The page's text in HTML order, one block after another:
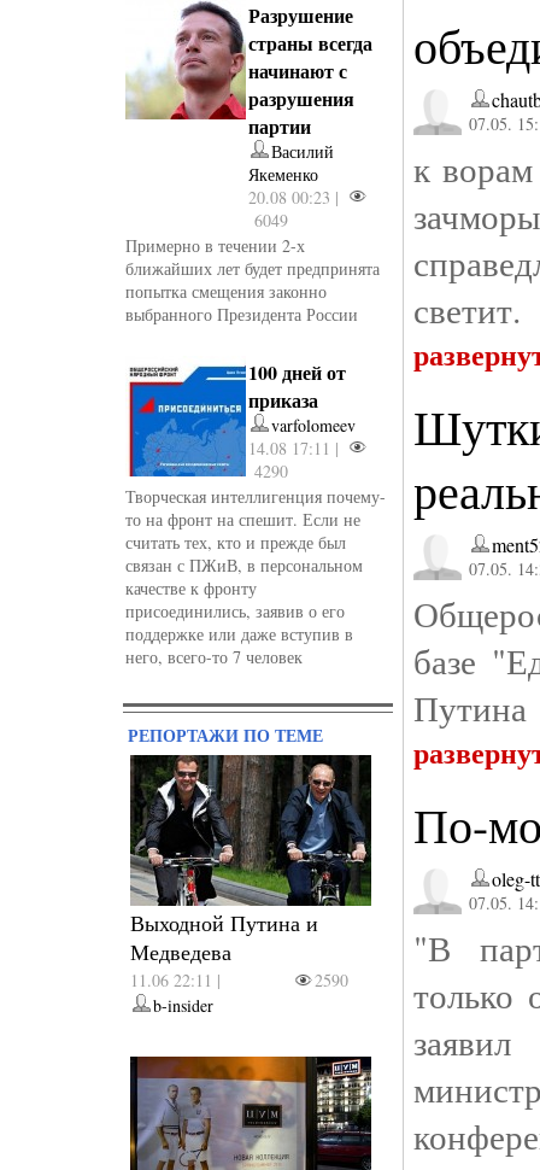
Разрушение
страны всегда
начинают с
разрушения
партии
Василий
Якеменко
20.08 00:23 |
6049
Примерно в течении 2-х
ближайших лет будет предпринята
попытка смещения законно
выбранного Президента России
100 дней от
приказа
varfolomeev
14.08 17:11 |
4290
Творческая интеллигенция почему-
то на фронт на спешит. Если не
считать тех, кто и прежде был
связан с ПЖиВ, в персональном
качестве к фронту
присоединились, заявив о его
поддержке или даже вступив в
него, всего-то 7 человек
РЕПОРТАЖИ ПО ТЕМЕ
Выходной Путина и
Медведева
11.06 22:11 |
2590
b-insider
07.05.
к
светит.
07.05.
базе
Путина
По-
oleg-
07.05.
"В
только